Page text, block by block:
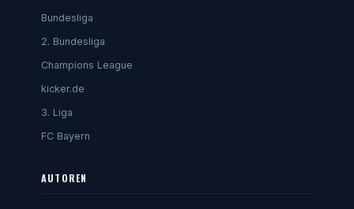
Bundesliga
2. Bundesliga
Champions League
kicker.de
3. Liga
FC Bayern
AUTOREN